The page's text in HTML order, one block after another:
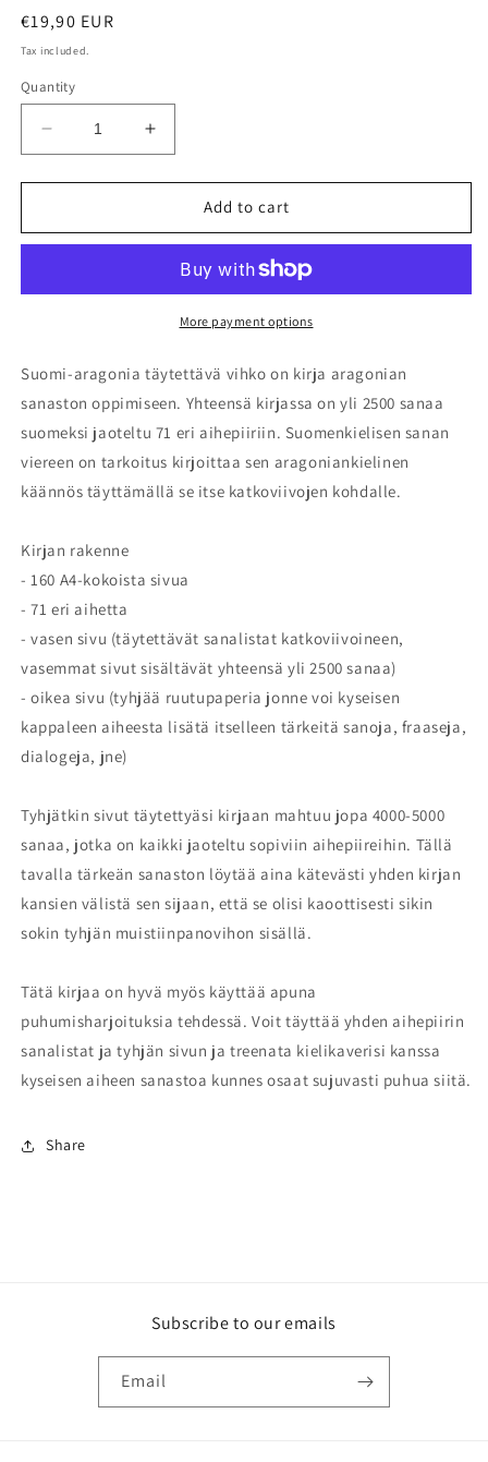
Regular
price
€19,90 EUR
Tax included.
Quantity
Decrease
quantity
for
aragonia
Increase
quantity
for
Suomi-
aragonia
vihko
Add to cart
More payment options
Suomi-aragonia täytettävä vihko on kirja aragonian
sanaston oppimiseen. Yhteensä kirjassa on yli 2500 sanaa
suomeksi jaoteltu 71 eri aihepiiriin. Suomenkielisen sanan
viereen on tarkoitus kirjoittaa sen aragoniankielinen
käännös täyttämällä se itse katkoviivojen kohdalle.
Kirjan rakenne
- 160 A4-kokoista sivua
- 71 eri aihetta
- vasen sivu (täytettävät sanalistat katkoviivoineen,
vasemmat sivut sisältävät yhteensä yli 2500 sanaa)
- oikea sivu (tyhjää ruutupaperia jonne voi kyseisen
kappaleen aiheesta lisätä itselleen tärkeitä sanoja, fraaseja,
dialogeja, jne)
Tyhjätkin sivut täytettyäsi kirjaan mahtuu jopa 4000-5000
sanaa, jotka on kaikki jaoteltu sopiviin aihepiireihin. Tällä
tavalla tärkeän sanaston löytää aina kätevästi yhden kirjan
kansien välistä sen sijaan, että se olisi kaoottisesti sikin
sokin tyhjän muistiinpanovihon sisällä.
Tätä kirjaa on hyvä myös käyttää apuna
puhumisharjoituksia tehdessä. Voit täyttää yhden aihepiirin
sanalistat ja tyhjän sivun ja treenata kielikaverisi kanssa
kyseisen aiheen sanastoa kunnes osaat sujuvasti puhua siitä.
Share
Subscribe to our emails
Email